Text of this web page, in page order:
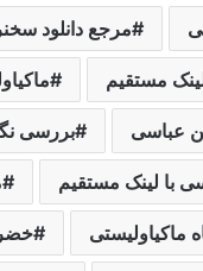
مرجع دانلود
مستقیم
عباسی بررسی
با لینک مستقیم
ماکیاولیستی خضر